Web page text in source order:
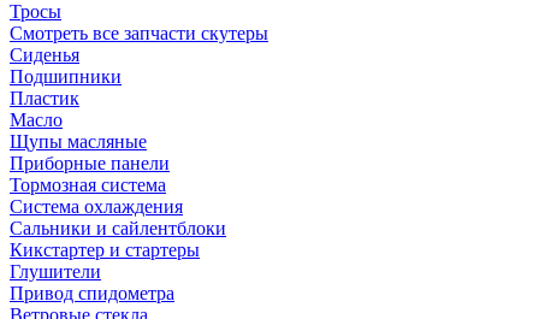
Тросы
Смотреть все запчасти скутеры
Сиденья
Подшипники
Пластик
Масло
Щупы масляные
Приборные панели
Тормозная система
Система охлаждения
Сальники и сайлентблоки
Кикстартер и стартеры
Глушители
Привод спидометра